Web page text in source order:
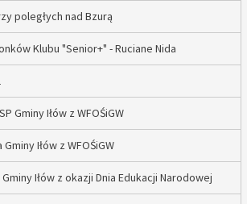
poległych nad Bzurą
Klubu "Senior+" - Ruciane Nida
Gminy Iłów z WFOŚiGW
Gminy Iłów z WFOŚiGW
Iłów z okazji Dnia Edukacji Narodowej